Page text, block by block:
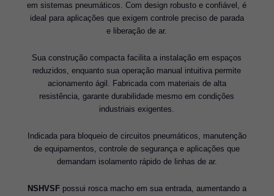
em sistemas pneumáticos. Com design robusto e confiável, é
ideal para aplicações que exigem controle preciso de parada
e liberação de ar.
Sua construção compacta facilita a instalação em espaços
reduzidos, enquanto sua operação manual intuitiva permite
acionamento ágil. Fabricada com materiais de alta
resistência, garante durabilidade mesmo em condições
industriais exigentes.
Indicada para bloqueio de circuitos pneumáticos, manutenção
de equipamentos, controle de segurança e aplicações que
demandam isolamento rápido de linhas de ar.
NSHVSFpossui rosca macho em sua entrada, aumentando a